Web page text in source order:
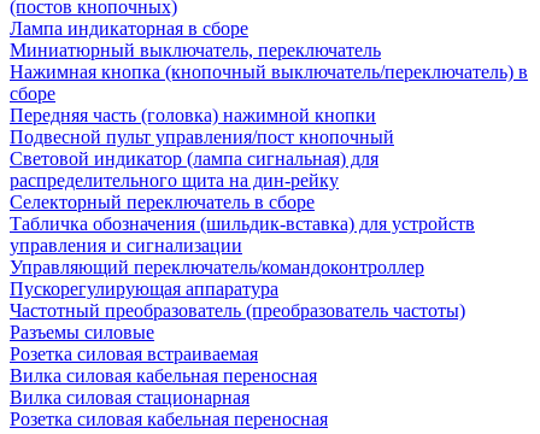
(постов кнопочных)
Лампа индикаторная в сборе
Миниатюрный выключатель, переключатель
Нажимная кнопка (кнопочный выключатель/переключатель) в
сборе
Передняя часть (головка) нажимной кнопки
Подвесной пульт управления/пост кнопочный
Световой индикатор (лампа сигнальная) для
распределительного щита на дин-рейку
Селекторный переключатель в сборе
Табличка обозначения (шильдик-вставка) для устройств
управления и сигнализации
Управляющий переключатель/командоконтроллер
Пускорегулирующая аппаратура
Частотный преобразователь (преобразователь частоты)
Разъемы силовые
Розетка силовая встраиваемая
Вилка силовая кабельная переносная
Вилка силовая стационарная
Розетка силовая кабельная переносная